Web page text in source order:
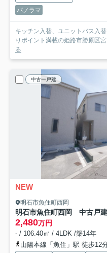
パノラマ
キッチン入替、ユニットバス入
りポイント満載の姫路市勝原区
る
中古一戸建
NEW
明石市魚住町西岡
明石市魚住町西岡 中古戸建
2,480万円
- / 106.40㎡ / 4LDK /築14年
山陽本線「魚住」駅 徒歩12